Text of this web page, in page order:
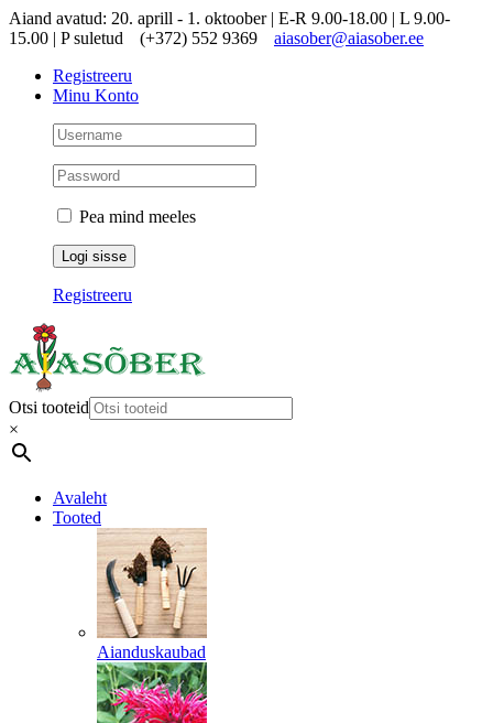
Skip
to
Aiand avatud: 20. aprill - 1. oktoober | E-R 9.00-18.00 | L 9.00-
15.00 | P suletud
(+372) 552 9369
aiasober@aiasober.ee
Registreeru
Minu Konto
Pea mind meeles
Registreeru
Otsi tooteid
×
Avaleht
Tooted
Aianduskaubad